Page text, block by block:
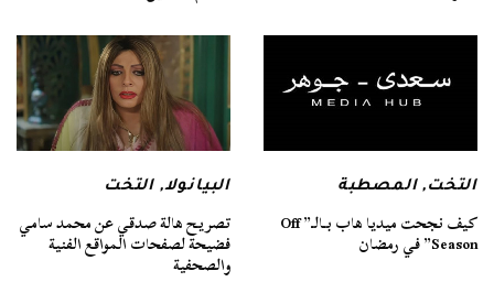
التخت,المصطبة
كيف نجحت ميديا هاب بـالـ” Off
Season” في رمضان
البيانولا,التخت
تصريح هالة صدقي عن محمد سامي
فضيحة لصفحات المواقع الفنية
والصحفية